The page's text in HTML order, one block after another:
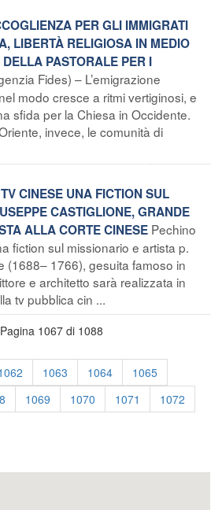
PER GLI IMMIGRATI
LIBERTÀ RELIGIOSA IN MEDIO
PASTORALE PER I
Fides) – L’emigrazione
modo cresce a ritmi vertiginosi, e
sfida per la Chiesa in Occidente.
invece, le comunità di
CINESE UNA FICTION SUL
CASTIGLIONE, GRANDE
ALLA CORTE CINESE Pechino
fiction sul missionario e artista p.
(1688– 1766), gesuita famoso in
e architetto sarà realizzata in
tv pubblica cin ...
1067 di 1088
1063 1064
1065
1069 1070 1071
1072